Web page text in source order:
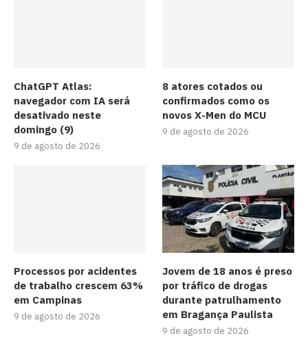
ChatGPT Atlas:
navegador com IA será
desativado neste
domingo (9)
9 de agosto de 2026
8 atores cotados ou
confirmados como os
novos X-Men do MCU
9 de agosto de 2026
Processos por acidentes
de trabalho crescem 63%
em Campinas
9 de agosto de 2026
Jovem de 18 anos é preso
por tráfico de drogas
durante patrulhamento
em Bragança Paulista
9 de agosto de 2026